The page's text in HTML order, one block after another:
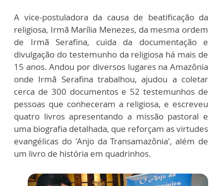
A vice-postuladora da causa de beatificação da
religiosa, Irmã Marília Menezes, da mesma ordem
de Irmã Serafina, cuida da documentação e
divulgação do testemunho da religiosa há mais de
15 anos. Andou por diversos lugares na Amazônia
onde Irmã Serafina trabalhou, ajudou a coletar
cerca de 300 documentos e 52 testemunhos de
pessoas que conheceram a religiosa, e escreveu
quatro livros apresentando a missão pastoral e
uma biografia detalhada, que reforçam as virtudes
evangélicas do 'Anjo da Transamazônia', além de
um livro de história em quadrinhos.